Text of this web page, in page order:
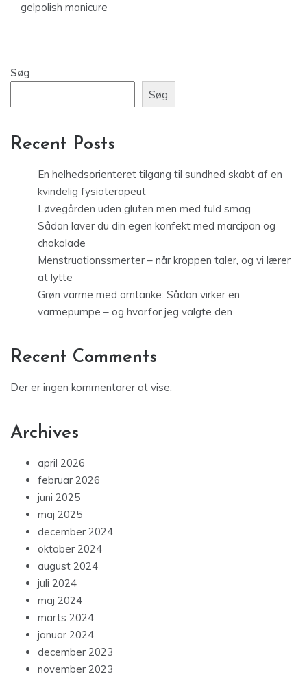
gelpolish manicure
Søg
Søg
Recent Posts
En helhedsorienteret tilgang til sundhed skabt af en
kvindelig fysioterapeut
Løvegården uden gluten men med fuld smag
Sådan laver du din egen konfekt med marcipan og
chokolade
Menstruationssmerter – når kroppen taler, og vi lærer
at lytte
Grøn varme med omtanke: Sådan virker en
varmepumpe – og hvorfor jeg valgte den
Recent Comments
Der er ingen kommentarer at vise.
Archives
april 2026
februar 2026
juni 2025
maj 2025
december 2024
oktober 2024
august 2024
juli 2024
maj 2024
marts 2024
januar 2024
december 2023
november 2023